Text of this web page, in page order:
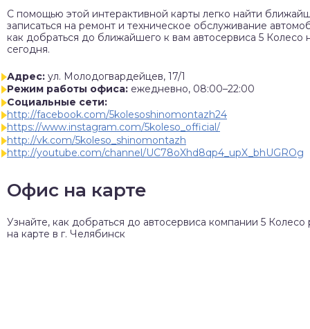
C помощью этой интерактивной карты легко найти
записаться на ремонт и техническое обслуживание
как добраться до ближайшего к вам автосервиса 5 Колесо
сегодня.
Адрес: ул. Молодогвардейцев, 17/1
Режим работы офиса: ежедневно, 08:00–22:00
Социальные сети:
http://facebook.com/5kolesoshinomontazh24
https://www.instagram.com/5koleso_official/
http://vk.com/5koleso_shinomontazh
http://youtube.com/channel/UC78oXhd8qp4_upX_bhUGROg
Офис на карте
Узнайте, как добраться до автосервиса компании 5
на карте в г. Челябинск